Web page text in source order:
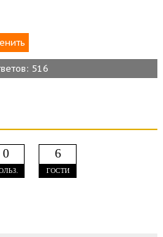
516
0 6
ГОСТИ